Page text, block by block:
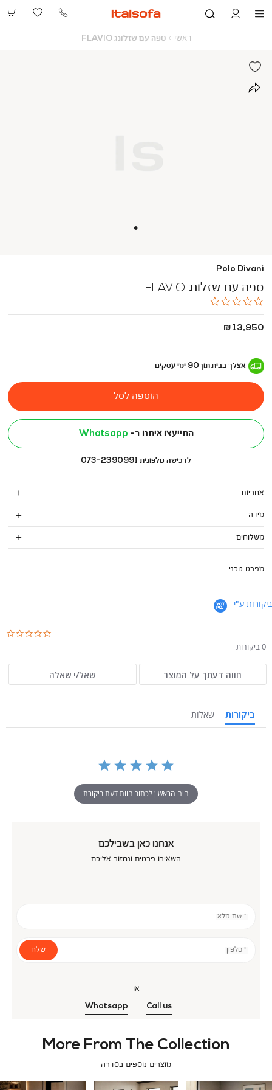
073-
ראשי ראשי
ספה עם שזלונג FLAVIO
Polo Divani
ספה עם שזלונג FLAVIO
החל
13,950 ₪
אצלך בביתתוך90 ימי עסקים
הוספה לסל
התייעצו איתנו ב- Whatsapp
לרכישה טלפונית 073-2390991
אחריות
מידה
משלוחים
מפרט טכני
ביקורות ע"י
0 ביקורות
חווה דעתך על המוצר שאל/י שאלה
ביקורות שאלות
היה הראשון לכתוב חוות דעת ביקורת
אנחנו כאן בשבילכם
השאירו פרטים ונחזור אליכם
* שם מלא
* טלפון שלח
או
Call us
Whatsapp
More From The Collection
מוצרים נוספים בסדרה